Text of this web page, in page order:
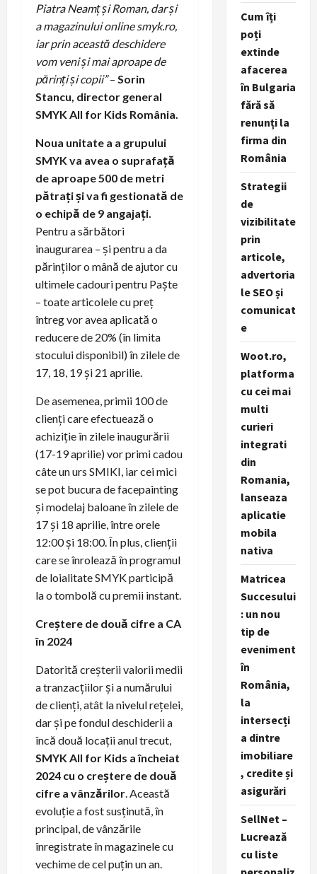
Piatra Neamț și Roman, dar și
a magazinului online smyk.ro,
iar prin această deschidere
vom veni și mai aproape de
părinți și copii”– Sorin
Stancu, director general
SMYK All for Kids România.
Noua unitate a a grupului
SMYK va avea o suprafață
de aproape 500 de metri
pătrați și va fi gestionată de
o echipă de 9 angajați.
Pentru a sărbători
inaugurarea – și pentru a da
părinților o mână de ajutor cu
ultimele cadouri pentru Paște
– toate articolele cu preț
întreg vor avea aplicată o
reducere de 20% (în limita
stocului disponibil) în zilele de
17, 18, 19 și 21 aprilie.
De asemenea, primii 100 de
clienți care efectuează o
achiziție în zilele inaugurării
(17-19 aprilie) vor primi cadou
câte un urs SMIKI, iar cei mici
se pot bucura de facepainting
și modelaj baloane în zilele de
17 și 18 aprilie, între orele
12:00 și 18:00. În plus, clienții
care se înrolează în programul
de loialitate SMYK participă
la o tombolă cu premii instant.
Creștere de două cifre a CA
în 2024
Datorită creșterii valorii medii
a tranzacțiilor și a numărului
de clienți, atât la nivelul rețelei,
dar și pe fondul deschiderii a
încă două locații anul trecut,
SMYK All for Kids a încheiat
2024 cu o creștere de două
cifre a vânzărilor. Această
evoluție a fost susținută, în
principal, de vânzările
înregistrate în magazinele cu
vechime de cel puțin un an.
Cum îți
poți
extinde
afacerea
în Bulgaria
fără să
renunți la
firma din
România
Strategii
de
vizibilitate
prin
articole,
advertoria
le SEO și
comunicat
e
Woot.ro,
platforma
cu cei mai
multi
curieri
integrati
din
Romania,
lanseaza
aplicatie
mobila
nativa
Matricea
Succesului
: un nou
tip de
eveniment
în
România,
la
intersecți
a dintre
imobiliare
, credite și
asigurări
SellNet –
Lucrează
cu liste